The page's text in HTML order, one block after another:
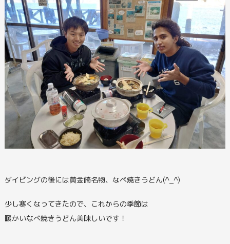
ダイビングの後には黄金崎名物、なべ焼きうどん(^_^)
少し寒くなってきたので、これからの季節は
暖かいなべ焼きうどん美味しいです！